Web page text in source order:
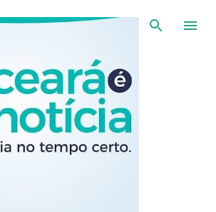
para o conteúdo principal